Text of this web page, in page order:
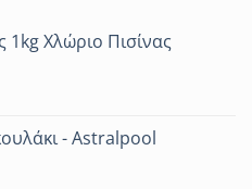
1kg Χλώριο Πισίνας
- Astralpool